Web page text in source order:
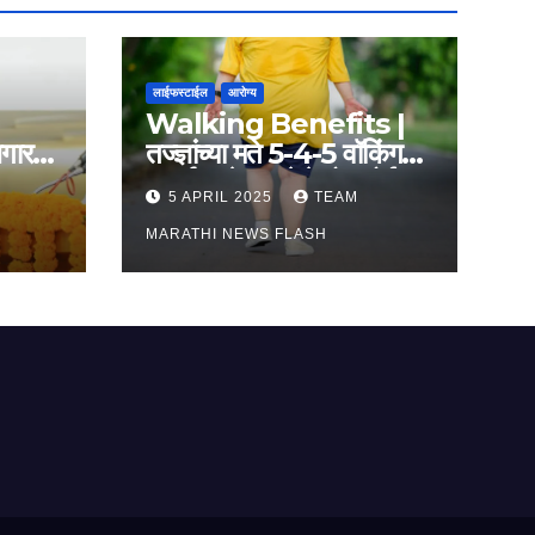
लाईफस्टाईल आरोग्य
Walking Benefits |
तज्ज्ञांच्या मते 5-4-5 वॉकिंग
फॉर्म्युल्याने फुगलेले पोट होईल
लवकर सपाट, मिळतील फायदे
5 APRIL 2025 TEAM
MARATHI NEWS FLASH